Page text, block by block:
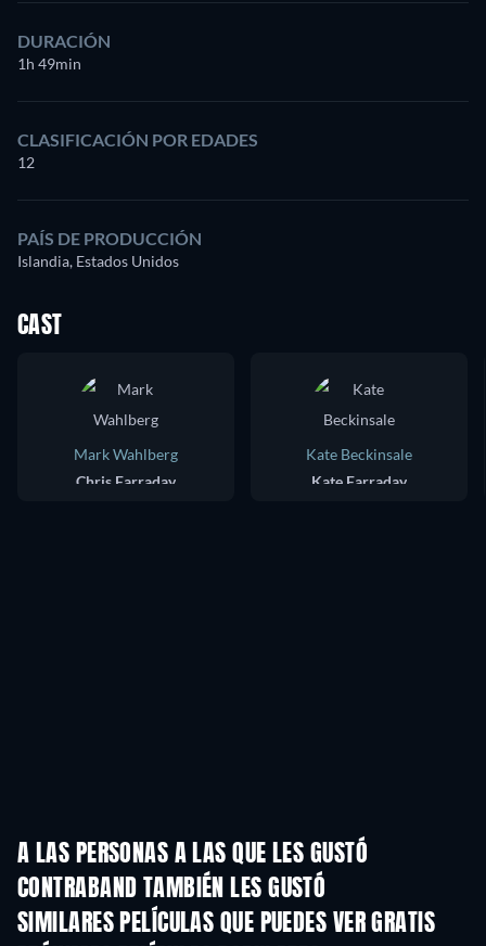
DURACIÓN
1h 49min
CLASIFICACIÓN POR EDADES
12
PAÍS DE PRODUCCIÓN
Islandia, Estados Unidos
CAST
Mark Wahlberg
Chris Farraday
Kate Beckinsale
Kate Farraday
A LAS PERSONAS A LAS QUE LES GUSTÓ
CONTRABAND TAMBIÉN LES GUSTÓ
SIMILARES PELÍCULAS QUE PUEDES VER GRATIS